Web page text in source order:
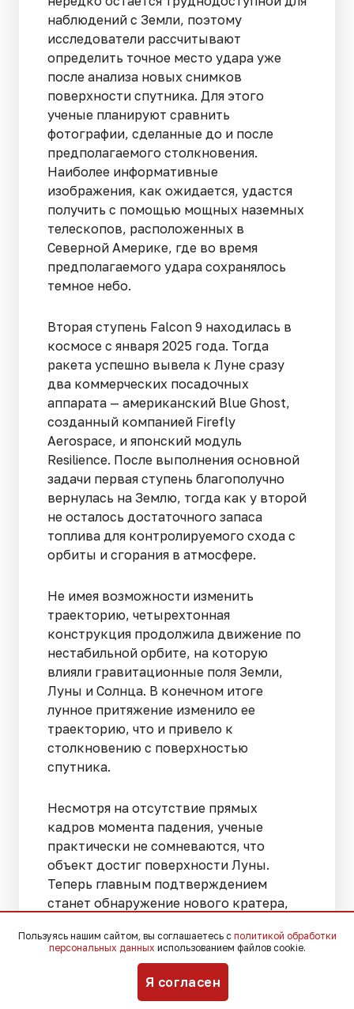
наблюдений с Земли, поэтому
исследователи рассчитывают
определить точное место удара уже
после анализа новых снимков
поверхности спутника. Для этого
ученые планируют сравнить
фотографии, сделанные до и после
предполагаемого столкновения.
Наиболее информативные
изображения, как ожидается, удастся
получить с помощью мощных наземных
телескопов, расположенных в
Северной Америке, где во время
предполагаемого удара сохранялось
темное небо.
Вторая ступень Falcon 9 находилась в
космосе с января 2025 года. Тогда
ракета успешно вывела к Луне сразу
два коммерческих посадочных
аппарата — американский Blue Ghost,
созданный компанией Firefly
Aerospace, и японский модуль
Resilience. После выполнения основной
задачи первая ступень благополучно
вернулась на Землю, тогда как у второй
не осталось достаточного запаса
топлива для контролируемого схода с
орбиты и сгорания в атмосфере.
Не имея возможности изменить
траекторию, четырехтонная
конструкция продолжила движение по
нестабильной орбите, на которую
влияли гравитационные поля Земли,
Луны и Солнца. В конечном итоге
лунное притяжение изменило ее
траекторию, что и привело к
столкновению с поверхностью
спутника.
Несмотря на отсутствие прямых
кадров момента падения, ученые
практически не сомневаются, что
объект достиг поверхности Луны.
Теперь главным подтверждением
станет обнаружение нового кратера,
удара после детального изучения
свежих изображений лунного рельефа.
Ранее «Югополис» рассказывал о том,
Пользуясь нашим сайтом, вы соглашаетесь с политикой обработки
персональных данных использованием файлов cookie.
Я согласен